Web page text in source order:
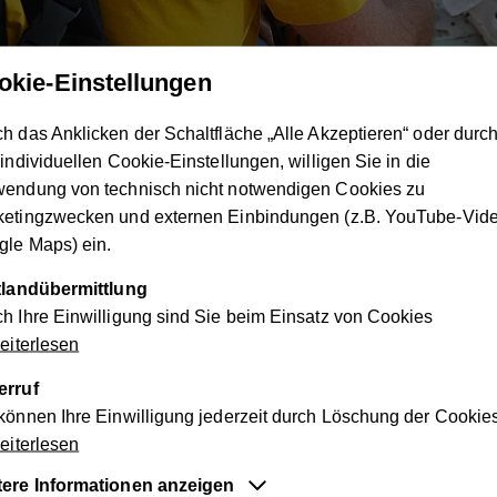
children
& a children's hospital in
example orphans or those who suffer from a chronic
and need a new home. Orphans from the east had to flee to
of clothes, blankets and food. Furthermore, the children's
devices. It is not possible to offer proper health care to
Einstellungen
das Anklicken der Schaltfläche „Alle Akzeptieren“ oder durch
individuellen Cookie-Einstellungen, willigen Sie in die
von technisch nicht notwendigen Cookies zu
und externen Einbindungen (z.B. YouTube-
Maps) ein.
Ihre Einwilligung sind Sie beim Einsatz von Cookies
Ihre Einwilligung jederzeit durch Löschung der
Informationen anzeigen